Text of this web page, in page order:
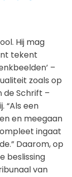
Hij mag
tekent
–
zoals op
de Schrift –
“Als een
en meegaan
ingaat
Daarom, op
beslissing
van